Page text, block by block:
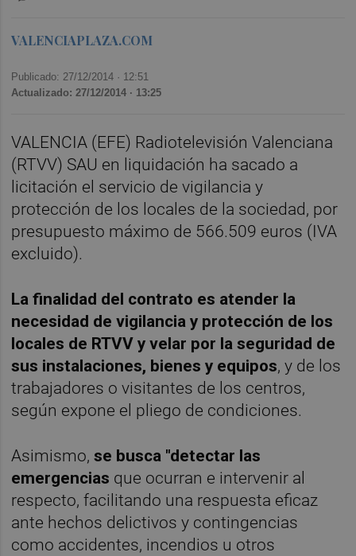
VALENCIAPLAZA.COM
Publicado: 27/12/2014 · 12:51
Actualizado: 27/12/2014 · 13:25
VALENCIA (EFE) Radiotelevisión Valenciana
(RTVV) SAU en liquidación ha sacado a
licitación el servicio de vigilancia y
protección de los locales de la sociedad, por
presupuesto máximo de 566.509 euros (IVA
excluido).
La finalidad del contrato es atender la
necesidad de vigilancia y protección de los
locales de RTVV y velar por la seguridad de
sus instalaciones, bienes y equipos, y de los
trabajadores o visitantes de los centros,
según expone el pliego de condiciones.
Asimismo,se busca "detectar las
emergencias que ocurran e intervenir al
respecto, facilitando una respuesta eficaz
ante hechos delictivos y contingencias
como accidentes, incendios u otros